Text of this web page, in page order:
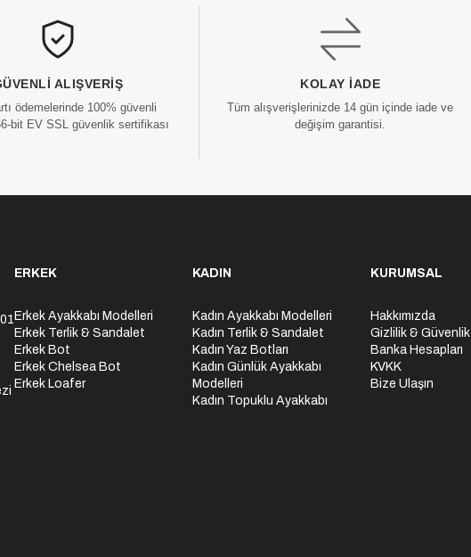
ALIŞVERIŞ
ödemelerinde 100% güvenli
bit EV SSL güvenlik sertifikası
KOLAY İADE
Tüm alışverişlerinizde 14 gün içinde iade ve
değişim garantisi.
ERKEK
Erkek Ayakkabı Modelleri
Erkek Terlik & Sandalet
Erkek Bot
Erkek Chelsea Bot
Erkek Loafer
KADIN
Kadın Ayakkabı Modelleri
Kadın Terlik & Sandalet
Kadın Yaz Botları
Kadın Günlük Ayakkabı
Modelleri
Kadın Topuklu Ayakkabı
KURUMSAL
Hakkımızda
Gizlilik & Güvenlik
Banka Hesapları
KVKK
Bize Ulaşın